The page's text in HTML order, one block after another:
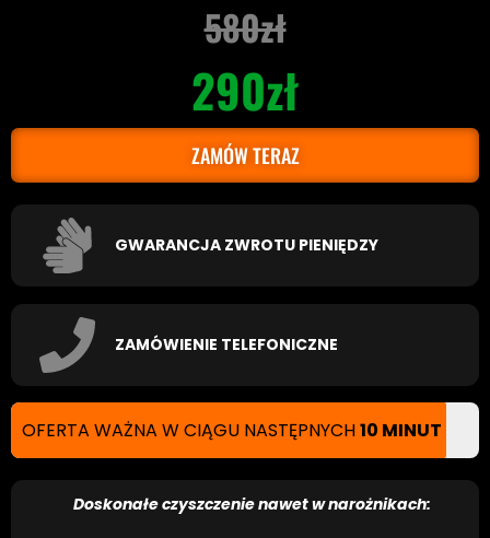
580zł
290zł
ZAMÓW TERAZ
GWARANCJA ZWROTU PIENIĘDZY
ZAMÓWIENIE TELEFONICZNE
OFERTA WAŻNA W CIĄGU NASTĘPNYCH10 MINUT
Doskonałe czyszczenie nawet w narożnikach: